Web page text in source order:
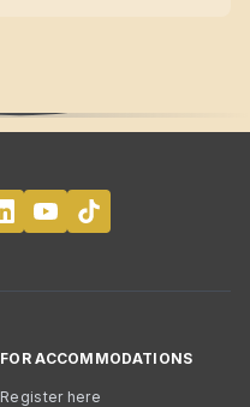
FOR ACCOMMODATIONS
Register here